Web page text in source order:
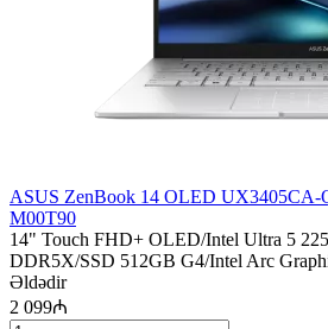
ASUS ZenBook 14 OLED UX3405CA-
M00T90
14" Touch FHD+ OLED/Intel Ultra 5
DDR5X/SSD 512GB G4/Intel Arc
Əldədir
2 099₼